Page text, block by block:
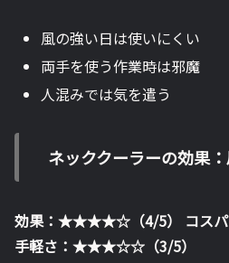
風の強い日は使いにくい
両手を使う作業時は邪魔
人混みでは気を遣う
ネッククーラーの効果
効果：★★★★☆（4/5） コス
手軽さ：★★★☆☆（3/5）